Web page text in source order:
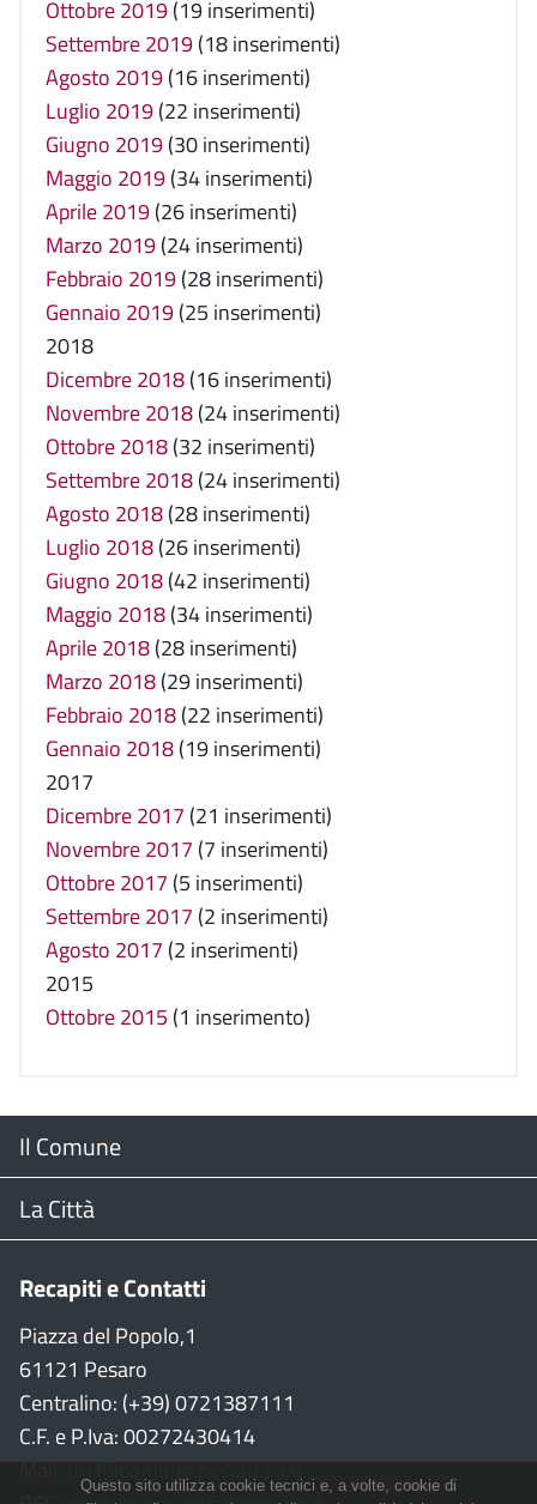
Ottobre 2019(19 inserimenti)
Settembre 2019(18 inserimenti)
Agosto 2019(16 inserimenti)
Luglio 2019(22 inserimenti)
Giugno 2019(30 inserimenti)
Maggio 2019(34 inserimenti)
Aprile 2019(26 inserimenti)
Marzo 2019(24 inserimenti)
Febbraio 2019(28 inserimenti)
Gennaio 2019(25 inserimenti)
2018
Dicembre 2018(16 inserimenti)
Novembre 2018(24 inserimenti)
Ottobre 2018(32 inserimenti)
Settembre 2018(24 inserimenti)
Agosto 2018(28 inserimenti)
Luglio 2018(26 inserimenti)
Giugno 2018(42 inserimenti)
Maggio 2018(34 inserimenti)
Aprile 2018(28 inserimenti)
Marzo 2018(29 inserimenti)
Febbraio 2018(22 inserimenti)
Gennaio 2018(19 inserimenti)
2017
Dicembre 2017 (21 inserimenti)
Novembre 2017 (7 inserimenti)
Ottobre 2017 (5 inserimenti)
Settembre 2017 (2 inserimenti)
Agosto 2017 (2 inserimenti)
2015
Ottobre 2015 (1 inserimento)
Menu
Footer
Il Comune
Il Sindaco
Consiglio Comunale
CON
Garante persone con disabilità
La Città
Stradario
WiFi
Città della Musica
Recapiti e Contatti
Piazza del Popolo,1
61121 Pesaro
Centralino: (+39) 0721387111
C.F. e P.Iva: 00272430414
Mail:urp@comune.pesaro.pu.it
Questo sito utilizza cookie tecnici e, a volte, cookie di